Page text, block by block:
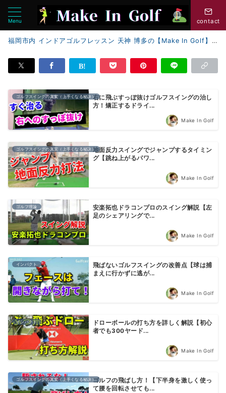
Menu contact
福岡市内 インドアゴルフレッスン 天神 博多の【Make In Golf】
ゴルフスイングの真実（上手くなる秘訣）右に飛ぶすっぽ抜けゴルフスイングの治し
方！矯正するドライ...
Make In Golf
ゴルフスイングの真実（上手くなる秘訣）地面反力スイングでジャンプするタイミン
グ【跳ね上がるパワ...
Make In Golf
ゴルフ理論
安楽拓也ドラコンプロのスイング解説【左
足のシェアリングで...
Make In Golf
インパクト
飛ばないゴルフスイングの改善点【球は捕
まえに行かずに逃が...
Make In Golf
インパクト
ドローボールの打ち方を詳しく解説【初心
者でも300ヤード...
Make In Golf
ゴルフスイングの真実（上手くなる秘訣）ゴルフの飛ばし方！【下半身を激しく使っ
て腰を回転させても...